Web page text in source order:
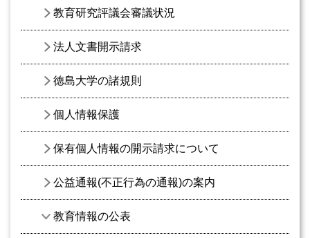
教育研究評議会審議状況
法人文書開示請求
徳島大学の諸規則
個人情報保護
保有個人情報の開示請求について
公益通報(不正行為の通報)の案内
教育情報の公表